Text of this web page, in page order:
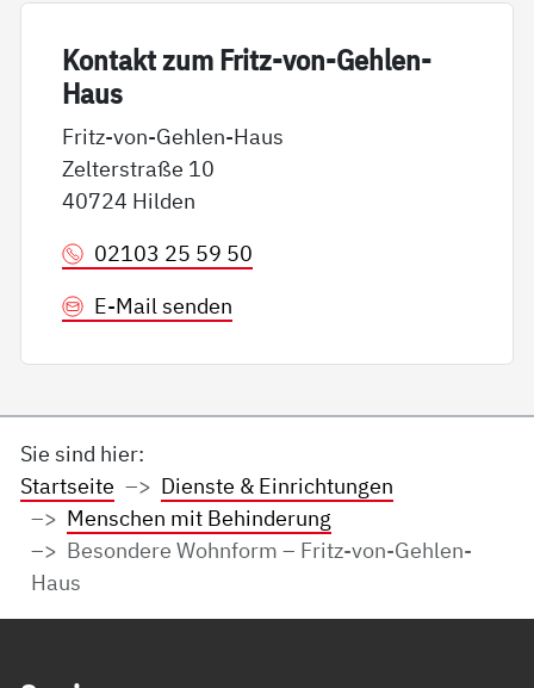
Kon­takt zum Fritz-von-Geh­len-
Haus
Fritz-von-Gehlen-Haus
Zelterstraße 10
40724 Hilden
02103 25 59 50
E-Mail senden
Sie sind hier:
Startseite
Dienste & Einrichtungen
Menschen mit Behinderung
Besondere Wohnform – Fritz-von-Gehlen-
Haus